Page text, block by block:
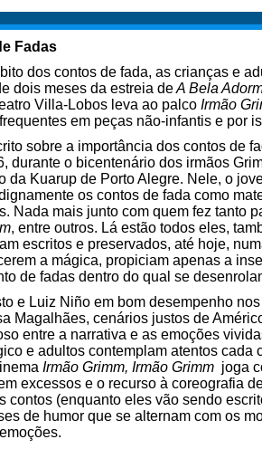
Fadas
dos contos de fada, as crianças e
dois meses da estreia deA Bela
Villa-Lobos leva ao palco Irmão
em peças não-infantis e por
sobre a importância dos contos de
durante o bicentenário dos irmãos
da Kuarup de Porto Alegre. Nele, o
os contos de fada como
Nada mais junto com quem fez tanto
, entre outros. Lá estão todos eles,
escritos e preservados, até hoje,
a mágica, propiciam apenas a
de fadas dentro do qual se
e Luiz Niño em bom desempenho
Magalhães, cenários justos de
entre a narrativa e as emoções
e adultos contemplam atentos cada
Irmão Grimm, Irmão Grimm joga
excessos e o recurso à coreografia
contos (enquanto eles vão sendo
de humor que se alternam com os